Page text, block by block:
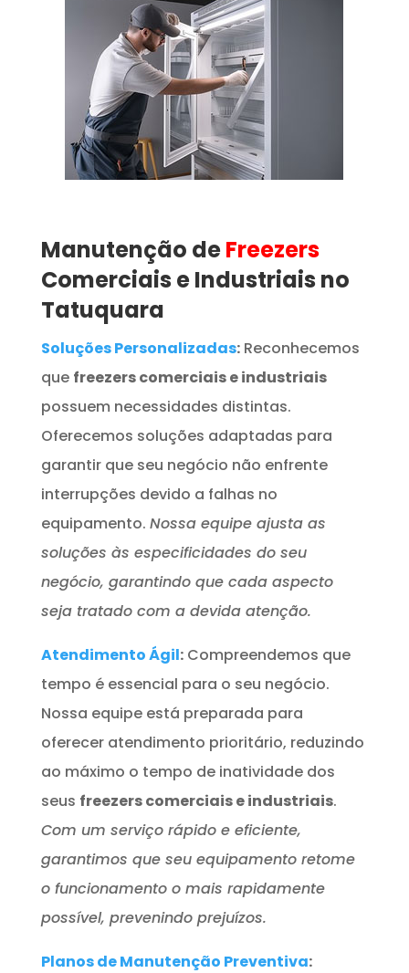
Manutenção deFreezers
Comerciais e Industriais no
Tatuquara
Soluções Personalizadas:Reconhecemos
que freezers comerciais e industriais
possuem necessidades distintas.
Oferecemos soluções adaptadas para
garantir que seu negócio não enfrente
interrupções devido a falhas no
equipamento. Nossa equipe ajusta as
soluções às especificidades do seu
negócio, garantindo que cada aspecto
seja tratado com a devida atenção.
Atendimento Ágil:Compreendemos que
tempo é essencial para o seu negócio.
Nossa equipe está preparada para
oferecer atendimento prioritário, reduzindo
ao máximo o tempo de inatividade dos
seus freezers comerciais e industriais.
Com um serviço rápido e eficiente,
garantimos que seu equipamento retome
o funcionamento o mais rapidamente
possível, prevenindo prejuízos.
Planos de Manutenção Preventiva: